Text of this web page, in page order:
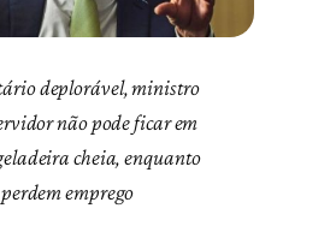
deplorável, ministro
não pode ficar em
cheia, enquanto
emprego